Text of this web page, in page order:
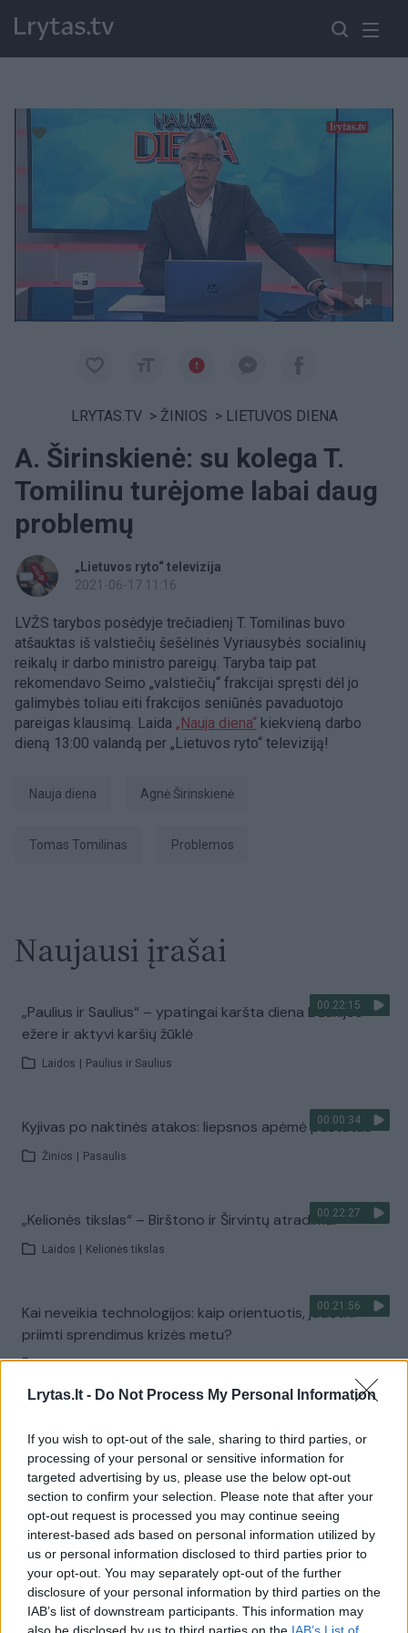
Lrytas.lt - Do Not Process My Personal Information
If you wish to opt-out of the sale, sharing to third parties, or
processing of your personal or sensitive information for
targeted advertising by us, please use the below opt-out
section to confirm your selection. Please note that after your
opt-out request is processed you may continue seeing
interest-based ads based on personal information utilized by
us or personal information disclosed to third parties prior to
your opt-out. You may separately opt-out of the further
disclosure of your personal information by third parties on the
IAB’s list of downstream participants. This information may
Paremkite Ukrainą
LRYTAS.TV > ŽINIOS > LIETUVOS DIENA
A. Širinskienė: su kolega T.
Tomilinu turėjome labai daug
problemų
„Lietuvos ryto“ televizija
2021-06-17 11:16
LVŽS tarybos posėdyje trečiadienį T. Tomilinas buvo
atšauktas iš valstiečių šešėlinės Vyriausybės socialinių
reikalų ir darbo ministro pareigų. Taryba taip pat
rekomendavo Seimo „valstiečių“ frakcijai spręsti dėl jo
galimybės toliau eiti frakcijos seniūnės pavaduotojo
pareigas klausimą. Laida „Nauja diena“ kiekvieną darbo
dieną 13:00 valandą per „Lietuvos ryto“ televiziją!
Nauja diena Agnė Širinskienė
Tomas Tomilinas problemos
Naujausi įrašai
00:22:15
„Paulius ir Saulius“ – ypatingai karšta diena Dzūkijos
ežere ir aktyvi karšių žūklė
Laidos Paulius ir Saulius
00:00:34
Kyjivas po naktinės atakos: liepsnos apėmė pastatus
Žinios Pasaulis
00:22:27
„Kelionės tikslas“ – Birštono ir Širvintų atradimai
Laidos Kelionės tikslas
00:21:56
Kai neveikia technologijos: kaip orientuotis, judėti ir
priimti sprendimus krizės metu?
Laidos | Išlikti rytojui
Žiūrimiausi įrašai
00:00:30
Vaizdai iš tragiškos avarijos Vilniaus r.: dviejų moterų ir
vaiko gyvybių išgelbėti nepavyko
Žinios | Lietuvos diena